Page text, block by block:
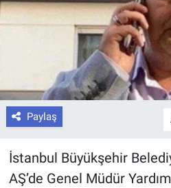
Paylaş
İstanbul Büyükşehir
AŞ’de Genel Müdür